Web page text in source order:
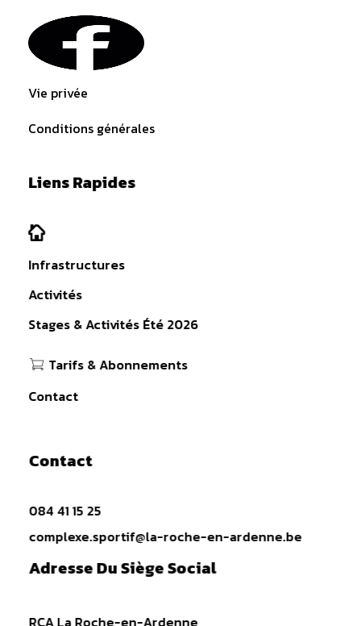
Vie privée
Conditions générales
Liens Rapides
Infrastructures
Activités
Stages & Activités Été 2026
Tarifs & Abonnements
Contact
Contact
084 41 15 25
complexe.sportif@la-roche-en-ardenne.be
Adresse Du Siège Social
RCA La Roche-en-Ardenne